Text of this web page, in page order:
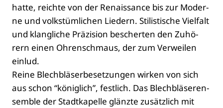
hat­te, reich­te von der Renais­sance bis zur Moder­
ne und volks­tüm­li­chen Lie­dern. Sti­lis­ti­sche Viel­falt
und klang­li­che Prä­zi­si­on bescher­ten den Zuhö­
rern einen Ohren­schmaus, der zum Ver­wei­len
ein­lud.
Rei­ne Blech­blä­ser­be­set­zun­gen wir­ken von sich
aus schon “könig­lich”, fest­lich. Das Blech­blä­ser­en­
sem­ble der Stadt­ka­pel­le glänz­te zusätz­lich mit